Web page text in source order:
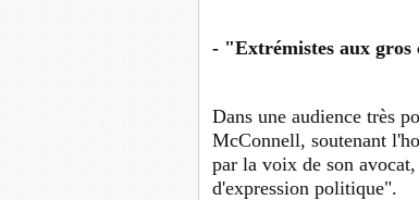
- "Extrémistes aux gros
Dans une audience très
McConnell, soutenant
par la voix de son
d'expression politique".